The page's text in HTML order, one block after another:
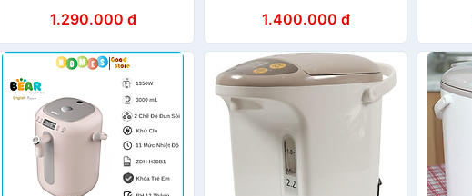
1.290.000 đ 1.400.000 đ